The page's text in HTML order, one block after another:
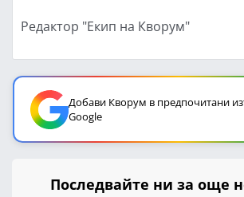
Редактор "Екип на Кворум"
Добави Кворум в предпочитани
Google
Последвайте ни за още